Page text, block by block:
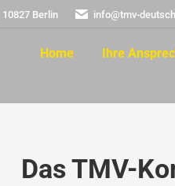
Berlin info@tmv-
Home Ihre
Das TMV-